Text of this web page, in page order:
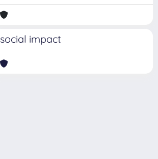
social impact